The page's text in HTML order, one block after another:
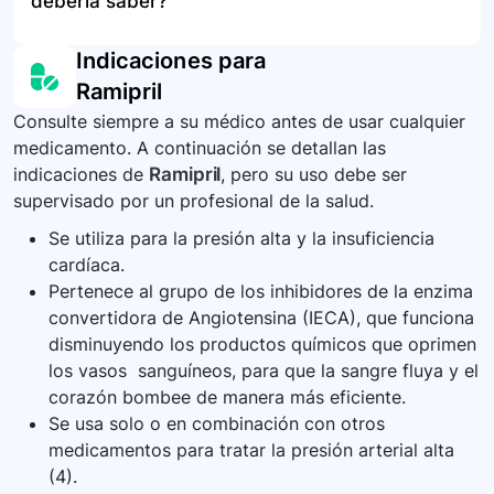
adormecimiento.
niños. Los medicamentos no deben desecharse
Pregunte a su farmacéutico cómo desechar los
medicamentos que ya no necesita.
inmediato, o diríjase al servicio de urgencias
pueden incluir mareos severos o desmayo.
arterial para determinar la respuesta de su
cuerpo al ramipril. El médico podría pedir
exámenes de laboratorio para monitorear esta
respuesta y ajustar la dosis si fuera necesario.
No deje de tomar el medicamento sin consultar
a su médico.
Indicaciones para
Ramipril
Consulte siempre a su médico antes de usar cualquier
medicamento. A continuación se detallan las
indicaciones de Ramipril, pero su uso debe ser
supervisado por un profesional de la salud.
Se utiliza para la presión alta y la insuficiencia
cardíaca.
Pertenece al grupo de los inhibidores de la enzima
convertidora de Angiotensina (IECA), que funciona
disminuyendo los productos químicos que oprimen
los vasos sanguíneos, para que la sangre fluya y el
corazón bombee de manera más eficiente.
Se usa solo o en combinación con otros
medicamentos para tratar la presión arterial alta
(4).